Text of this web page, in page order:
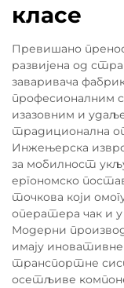
класе
Превишано
развијена од
заваривача
професионалним
изазовним и
традиционална
Инжењерска
за мобилност
ергономско
точкова који
оператера чак и
Модерни
имају
транспортне
осетљиве